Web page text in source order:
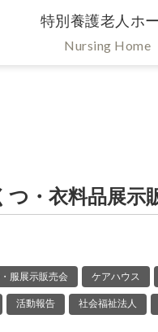
特別養護老人ホ
Nursing Home
つ・衣料品展示
服展示販売会 ケアハウス
活動報告 社会福祉法人